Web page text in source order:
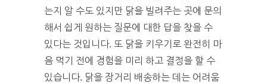
는지 알 수도 있지만 닭을 빌려주는 곳에 문의
해서 쉽게 원하는 질문에 대한 답을 찾을 수
있다는 것입니다. 또 닭을 키우기로 완전히 마
음 먹기 전에 경험을 미리 하고 결정을 할 수
있습니다. 닭을 장거리 배송하는 데는 어려움